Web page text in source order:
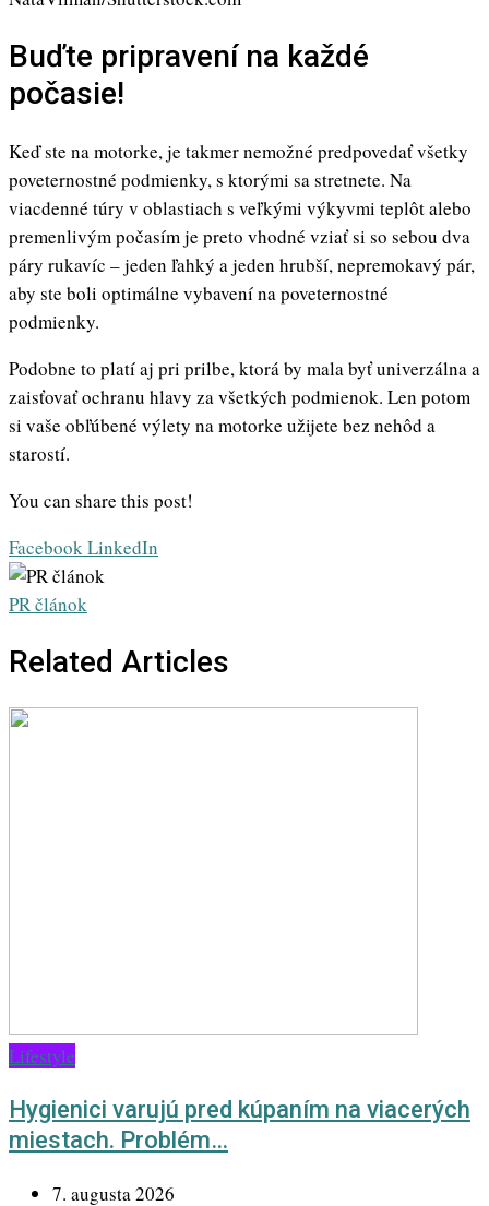
Buďte pripravení na každé
počasie!
Keď ste na motorke, je takmer nemožné predpovedať všetky
poveternostné podmienky, s ktorými sa stretnete. Na
viacdenné túry v oblastiach s veľkými výkyvmi teplôt alebo
premenlivým počasím je preto vhodné vziať si so sebou dva
páry rukavíc – jeden ľahký a jeden hrubší, nepremokavý pár,
aby ste boli optimálne vybavení na poveternostné
podmienky.
Podobne to platí aj pri prilbe, ktorá by mala byť univerzálna a
zaisťovať ochranu hlavy za všetkých podmienok. Len potom
si vaše obľúbené výlety na motorke užijete bez nehôd a
starostí.
You can share this post!
FacebookLinkedIn
PR článok
Related Articles
Lifestyle
Hygienici varujú pred kúpaním na viacerých
miestach. Problém…
7. augusta 2026